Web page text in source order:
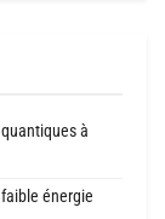
à
énergie